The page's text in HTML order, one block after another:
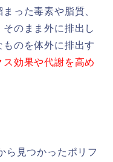
った毒素や脂質、
のまま外に排出し
のを体外に排出す
ス効果や代謝を高め
ら見つかったポリフ